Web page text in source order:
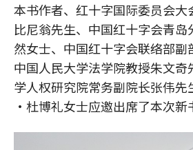
本书作者、红十字国际委员会
比尼翁先生、中国红十字会青岛
然女士、中国红十字会联络部副
中国人民大学法学院教授朱文奇
学人权研究院常务副院长张伟先
·杜博礼女士应邀出席了本次新